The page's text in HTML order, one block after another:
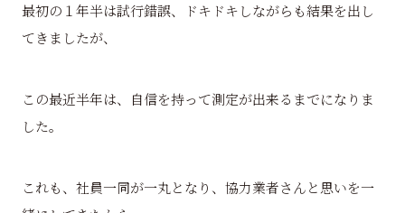
最初の１年半は試行錯誤、ドキドキしながらも結果を出し
てきましたが、
この最近半年は、自信を持って測定が出来るまでになりま
した。
これも、社員一同が一丸となり、協力業者さんと思いを一